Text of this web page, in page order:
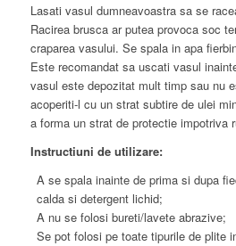
Lasati vasul dumneavoastra sa se
Racirea brusca ar putea provoca soc
craparea vasului. Se spala in apa
Este recomandat sa uscati vasul
vasul este depozitat mult timp sau nu
acoperiti-l cu un strat subtire de ulei
a forma un strat de protectie impotriva
Instructiuni de utilizare:
A se spala inainte de prima si dupa
calda si detergent lichid;
A nu se folosi bureti/lavete abrazive;
Se pot folosi pe toate tipurile de plite